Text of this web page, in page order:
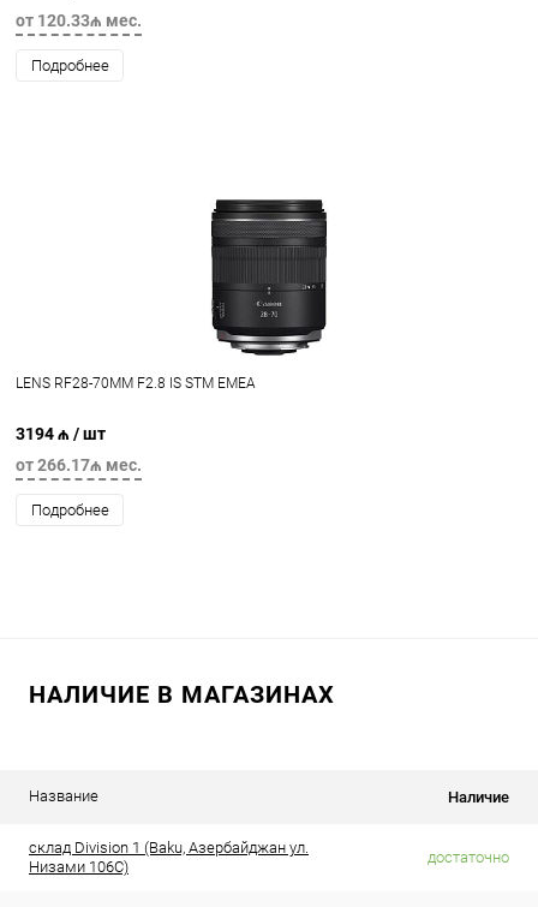
от 120.33₼ мес.
Подробнее
LENS RF28-70MM F2.8 IS STM EMEA
3194 ₼ / шт
от 266.17₼ мес.
Подробнее
НАЛИЧИЕ В МАГАЗИНАХ
Название Наличие
склад Division 1 (Baku, Азербайджан ул.
Низами 106C)
достаточно